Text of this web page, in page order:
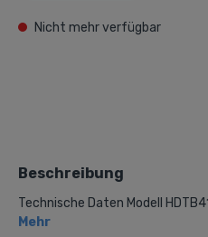
Nicht mehr verfügbar
Beschreibung
Technische Daten Modell
Mehr